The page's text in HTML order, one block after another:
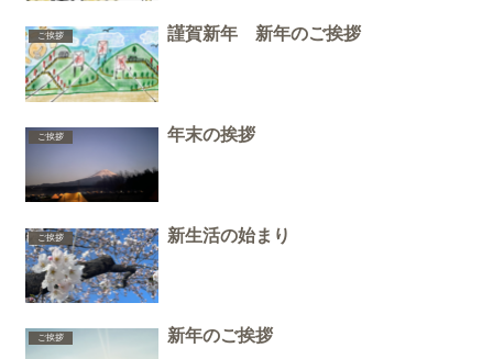
ご挨拶 謹賀新年 新年のご挨拶
ご挨拶 年末の挨拶
ご挨拶 新生活の始まり
ご挨拶 新年のご挨拶